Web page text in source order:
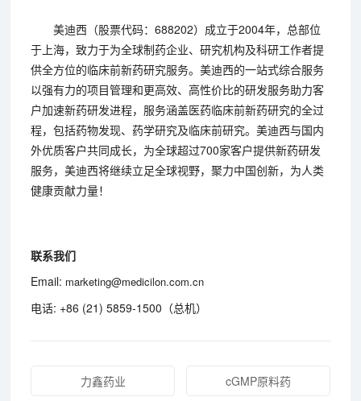
美迪西（股票代码：688202）成立于2004年，总部位
于上海，致力于为全球制药企业、研究机构及科研工作者提
供全方位的临床前新药研究服务。美迪西的一站式综合服务
以强有力的项目管理和更高效、高性价比的研发服务助力客
户加速新药研发进程，服务涵盖医药临床前新药研究的全过
程，包括药物发现、药学研究及临床前研究。美迪西与国内
外优质客户共同成长，为全球超过700家客户提供新药研发
服务，美迪西将继续立足全球视野，聚力中国创新，为人类
健康贡献力量！
联系我们
Email: marketing@medicilon.com.cn
电话: +86 (21) 5859-1500（总机）
力鑫药业 cGMP原料药